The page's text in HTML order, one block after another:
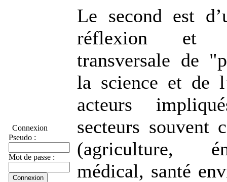
Connexion
Pseudo :
Mot de passe :
Le second est
réflexion et
transversale de
la science et de
acteurs
secteurs souvent
(agriculture,
médical, santé